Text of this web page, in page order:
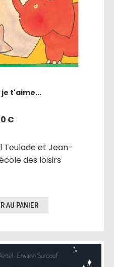
je t'aime...
€
Teulade et Jean-
des loisirs
AU PANIER